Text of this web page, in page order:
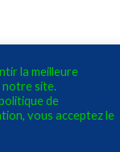
la meilleure
notre site.
de
vous acceptez le